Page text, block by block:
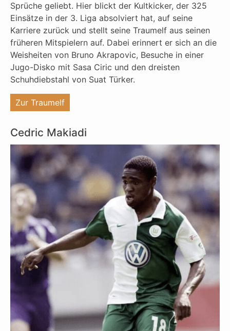
Sprüche geliebt. Hier blickt der Kultkicker, der 325
Einsätze in der 3. Liga absolviert hat, auf seine
Karriere zurück und stellt seine Traumelf aus seinen
früheren Mitspielern auf. Dabei erinnert er sich an die
Weisheiten von Bruno Akrapovic, Besuche in einer
Jugo-Disko mit Sasa Ciric und den dreisten
Schuhdiebstahl von Suat Türker.
Zur Traumelf"%s"
Cedric Makiadi